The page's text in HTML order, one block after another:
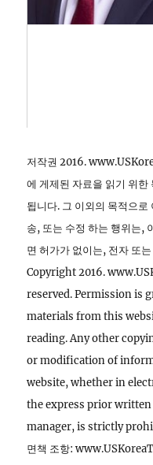
저작권 2016.
에 게제된 자료을 읽기 위한
됩니다. 그 이외의 목적으
송, 또는 수정 하는 행위는,
면 허가가 없이는, 전자 또
Copyright 2016.
reserved. Permission is
materials from this
reading. Any other
or modification of
website, whether in
the express prior
manager, is strictly
면책 조항: